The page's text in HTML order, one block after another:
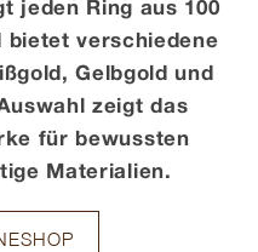
jeden Ring aus 100
bietet verschiedene
Gelbgold und
zeigt das
für bewussten
Materialien.